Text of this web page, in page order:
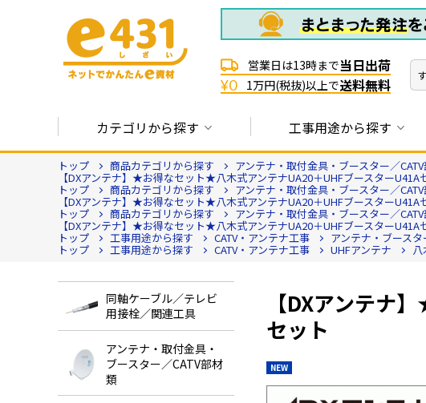
営業日は13時まで当日出荷
¥0 1万円(税抜)以上で送料無料
カテゴリから探す 工事用途から探す
トップ 商品カテゴリから探す アンテナ・取付金具・ブースター／
【DXアンテナ】★お得なセット★八木式アンテナUA20＋UHFブースターU41A
トップ 商品カテゴリから探す アンテナ・取付金具・ブースター／
【DXアンテナ】★お得なセット★八木式アンテナUA20＋UHFブースターU41A
トップ 商品カテゴリから探す アンテナ・取付金具・ブースター／
【DXアンテナ】★お得なセット★八木式アンテナUA20＋UHFブースターU41A
トップ 工事用途から探す CATV・アンテナ工事 アンテナ・ブース
トップ 工事用途から探す CATV・アンテナ工事 UHFアンテナ 八
同軸ケーブル／テレビ
用接栓／関連工具
アンテナ・取付金具・
ブースター／CATV部材
類
【DXアンテナ
セット
NEW